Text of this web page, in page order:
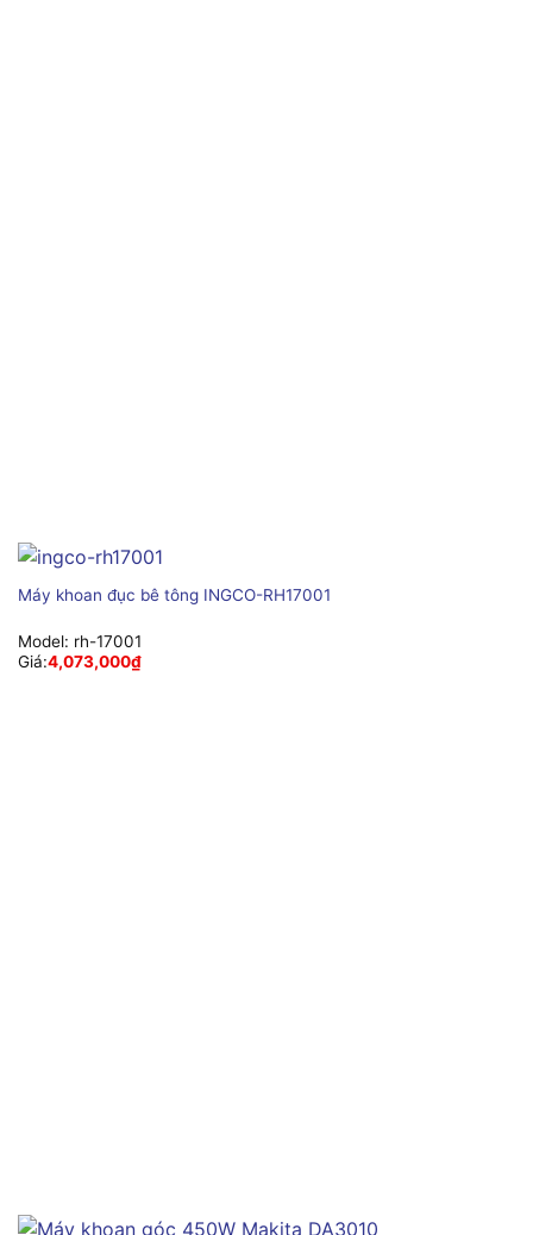
Máy khoan đục bê tông INGCO-RH17001
Model: rh-17001
Giá:4,073,000₫